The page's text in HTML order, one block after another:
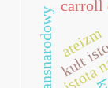
istota
kult
carroll
ateizm